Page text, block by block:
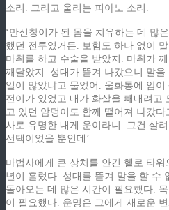
소리. 그리고 울리는 피아노 소리.
‘만신창이가 된 몸을 치유하는 데 많
했던 전투였거든. 보험도 하나 없이
마취를 하고 수술을 받았지. 마취가
깨달았지. 성대가 뜯겨 나갔으니 말
일이 많았냐고 물었어. 울화통에 암이
전이가 있었고 내가 화살을 빼내려고
고 있던 암덩이도 함께 떨어져 나갔
사로 유명한 내게 운이라니. 그건 살
선택이었을 뿐인데’
마법사에게 큰 상처를 안긴 헬로 타
년이 흘렀다. 성대를 뜯겨 말을 할 수
돌아오는 데 많은 시간이 필요했다.
이 필요했다. 운명은 그에게 새로운